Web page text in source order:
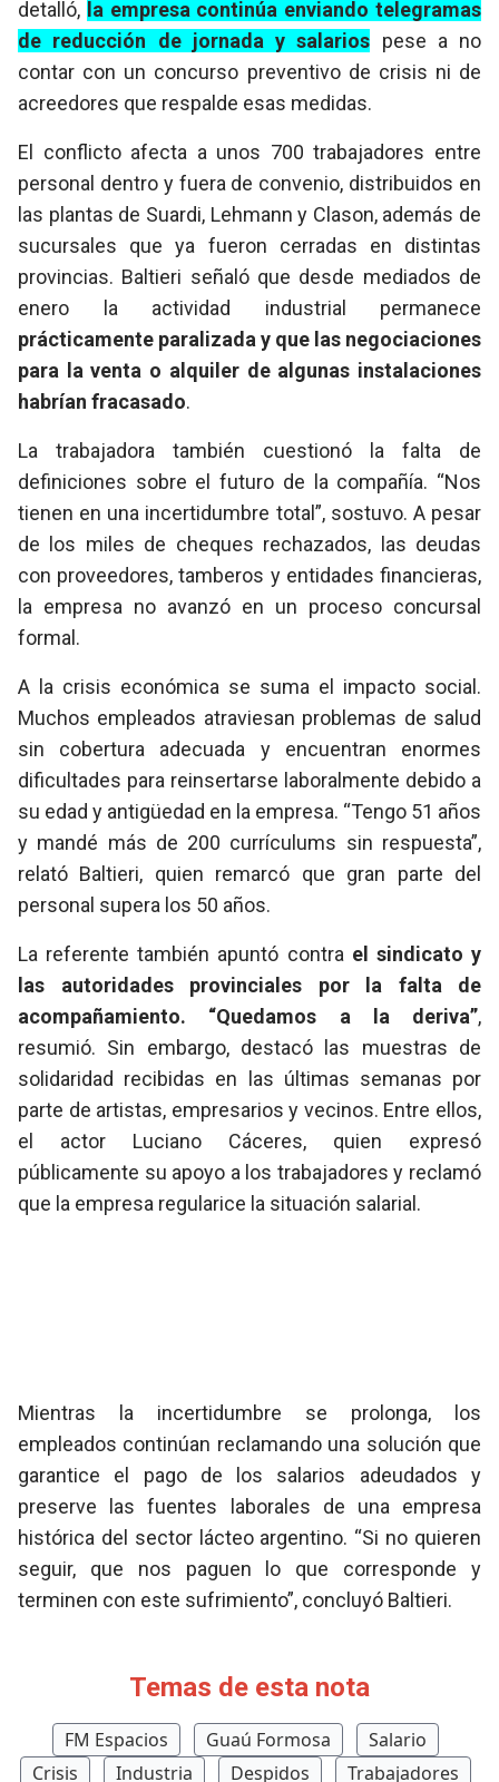
detalló, la empresa continúa enviando telegramas
de reducción de jornada y salarios pese a no
contar con un concurso preventivo de crisis ni de
acreedores que respalde esas medidas.
El conflicto afecta a unos 700 trabajadores entre
personal dentro y fuera de convenio, distribuidos en
las plantas de Suardi, Lehmann y Clason, además de
sucursales que ya fueron cerradas en distintas
provincias. Baltieri señaló que desde mediados de
enero la actividad industrial permanece
prácticamente paralizada y que las negociaciones
para la venta o alquiler de algunas instalaciones
habrían fracasado.
La trabajadora también cuestionó la falta de
definiciones sobre el futuro de la compañía. “Nos
tienen en una incertidumbre total”, sostuvo. A pesar
de los miles de cheques rechazados, las deudas
con proveedores, tamberos y entidades financieras,
la empresa no avanzó en un proceso concursal
formal.
A la crisis económica se suma el impacto social.
Muchos empleados atraviesan problemas de salud
sin cobertura adecuada y encuentran enormes
dificultades para reinsertarse laboralmente debido a
su edad y antigüedad en la empresa. “Tengo 51 años
y mandé más de 200 currículums sin respuesta”,
relató Baltieri, quien remarcó que gran parte del
personal supera los 50 años.
La referente también apuntó contra el sindicato y
las autoridades provinciales por la falta de
acompañamiento. “Quedamos a la deriva”,
resumió. Sin embargo, destacó las muestras de
solidaridad recibidas en las últimas semanas por
parte de artistas, empresarios y vecinos. Entre ellos,
el actor Luciano Cáceres, quien expresó
públicamente su apoyo a los trabajadores y reclamó
que la empresa regularice la situación salarial.
Mientras la incertidumbre se prolonga, los
empleados continúan reclamando una solución que
garantice el pago de los salarios adeudados y
preserve las fuentes laborales de una empresa
histórica del sector lácteo argentino. “Si no quieren
seguir, que nos paguen lo que corresponde y
terminen con este sufrimiento”, concluyó Baltieri.
Temas de esta nota
FM Espacios Guaú Formosa
Salario
Crisis
Industria Despidos Trabajadores